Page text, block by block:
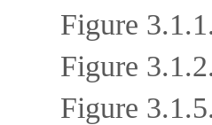
Figure
Figure
Figure